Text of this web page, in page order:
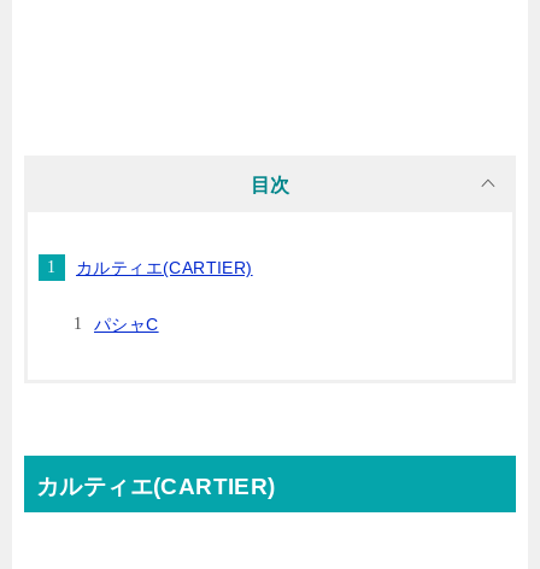
目次
カルティエ(CARTIER)
パシャC
カルティエ(CARTIER)